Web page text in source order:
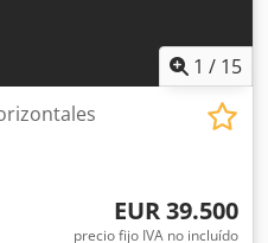
1 / 15
EUR 39.500
precio fijo IVA no incluído